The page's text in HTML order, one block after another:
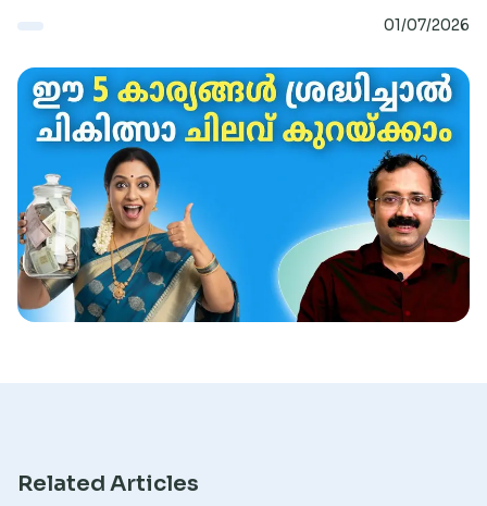
About
Research
01/07/2026
Related Articles